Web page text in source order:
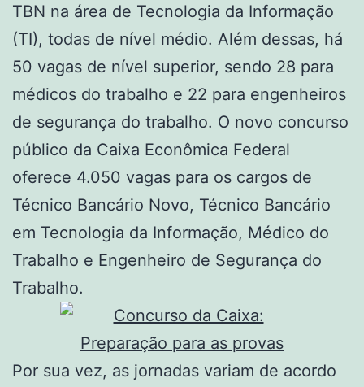
TBN na área de Tecnologia da Informação
(TI), todas de nível médio. Além dessas, há
50 vagas de nível superior, sendo 28 para
médicos do trabalho e 22 para engenheiros
de segurança do trabalho. O novo concurso
público da Caixa Econômica Federal
oferece 4.050 vagas para os cargos de
Técnico Bancário Novo, Técnico Bancário
em Tecnologia da Informação, Médico do
Trabalho e Engenheiro de Segurança do
Trabalho.
Por sua vez, as jornadas variam de acordo